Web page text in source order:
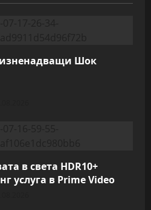
изненадващи Шок
в света HDR10+
услуга в Prime Video